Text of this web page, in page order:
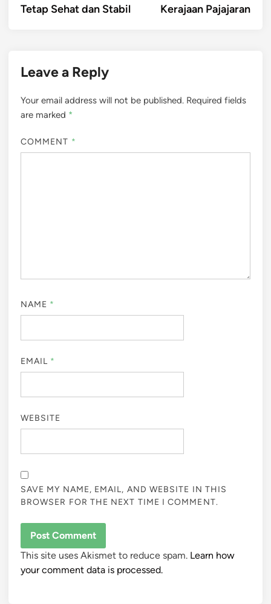
Tetap Sehat dan Stabil
Kerajaan Pajajaran
Leave a Reply
Your email address will not be published. Required fields
are marked *
COMMENT *
NAME *
EMAIL *
WEBSITE
SAVE MY NAME, EMAIL, AND WEBSITE IN THIS
BROWSER FOR THE NEXT TIME I COMMENT.
This site uses Akismet to reduce spam. Learn how
your comment data is processed.